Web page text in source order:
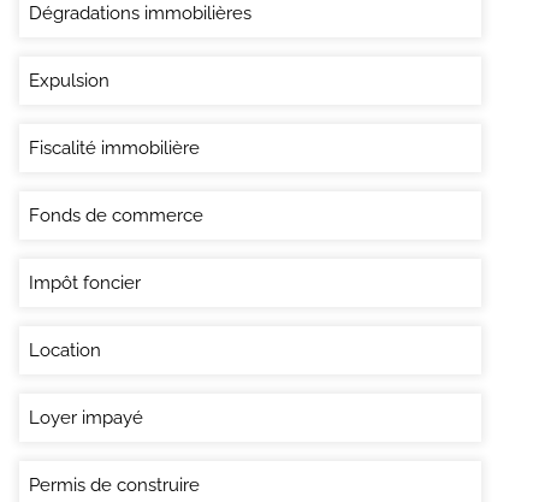
Dégradations immobilières
Expulsion
Fiscalité immobilière
Fonds de commerce
Impôt foncier
Location
Loyer impayé
Permis de construire